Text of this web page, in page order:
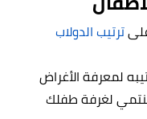
ترتيب الدولاب
لمعرفة الأغراض
تنتمي لغرفة طفلك